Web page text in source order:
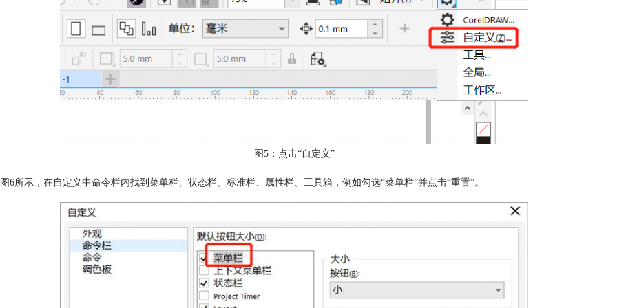
图5：点击“自定义”
6所示，在自定义中命令栏内找到菜单栏、状态栏、标准栏、属性栏、工具箱，例如勾选“菜单栏”并点击“重置”。